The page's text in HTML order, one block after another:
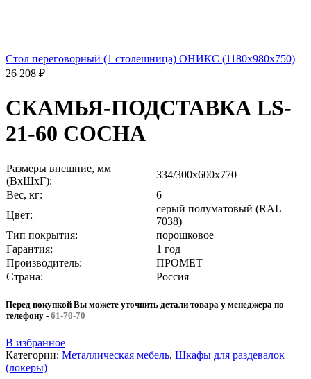
Стол переговорный (1 столешница) ОНИКС (1180х980х750)
26 208 ₽
СКАМЬЯ-ПОДСТАВКА LS-
21-60 СОСНА
Размеры внешние, мм
(ВхШхГ):
334/300x600x770
Вес, кг:
6
Цвет:
серый полуматовый (RAL
7038)
Тип покрытия:
порошковое
Гарантия:
1 год
Производитель:
ПРОМЕТ
Страна:
Россия
Перед покупкой Вы можете уточнить детали товара у менеджера по
телефону - 61-70-70
В избранное
Категории: Металлическая мебель, Шкафы для раздевалок
(локеры)